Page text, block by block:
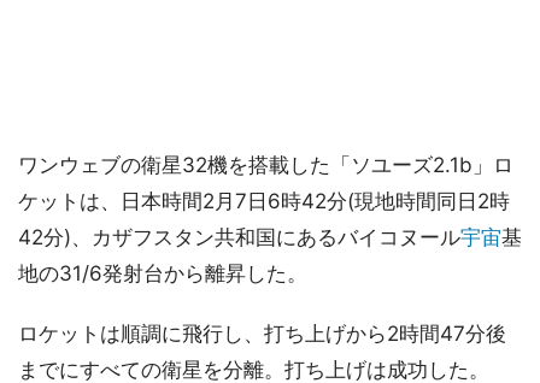
ワンウェブの衛星32機を搭載した「ソユーズ2.1b」ロ
ケットは、日本時間2月7日6時42分(現地時間同日2時
42分)、カザフスタン共和国にあるバイコヌール宇宙基
地の31/6発射台から離昇した。
ロケットは順調に飛行し、打ち上げから2時間47分後
までにすべての衛星を分離。打ち上げは成功した。